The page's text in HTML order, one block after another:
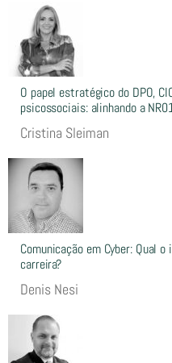
O papel estratégico do DPO,
psicossociais: alinhando a
Cristina Sleiman
Comunicação em Cyber: Qual
carreira?
Denis Nesi